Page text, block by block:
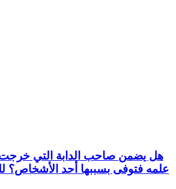
هل يضمن صاحب الدابة التي
علمه فتوفى بسببها أحد الأشخاص؟